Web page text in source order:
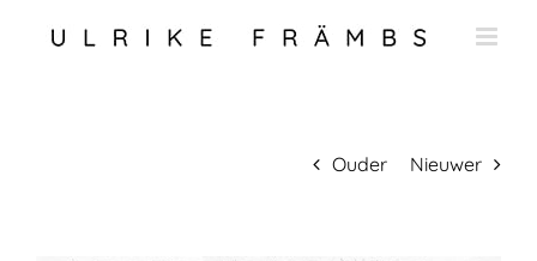
Ouder Nieuwer